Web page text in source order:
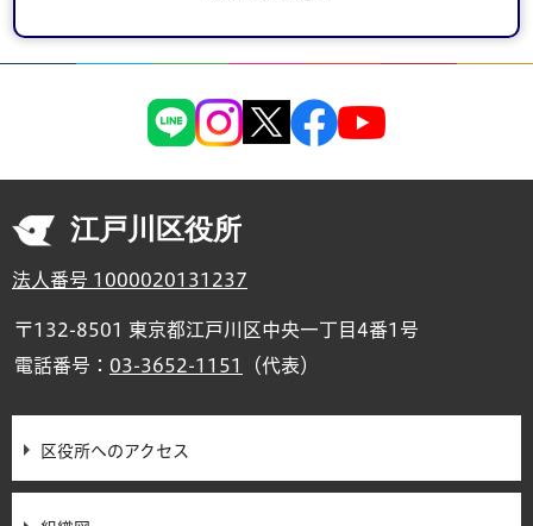
江戸川区役所
法人番号 1000020131237
〒132-8501 東京都江戸川区中央一丁目4番1号
電話番号： 03-3652-1151 （代表）
区役所へのアクセス